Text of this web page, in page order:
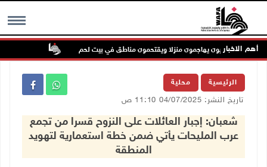
MENU أهم الاخبار
إرهابيون يهاجمون منزلا ويقتحمون مناطق في بيت لحم
الرئيسية محلية
تاريخ النشر: 04/07/2025 11:10 ص
شعبان: إجبار العائلات على النزوح قسرا من تجمع
عرب المليحات يأتي ضمن خطة استعمارية لتهويد
المنطقة